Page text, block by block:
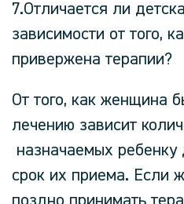
7.Отличается ли
зависимости от того,
привержена терапии?
От того, как женщина
лечению зависит
назначаемых
срок их приема. Если